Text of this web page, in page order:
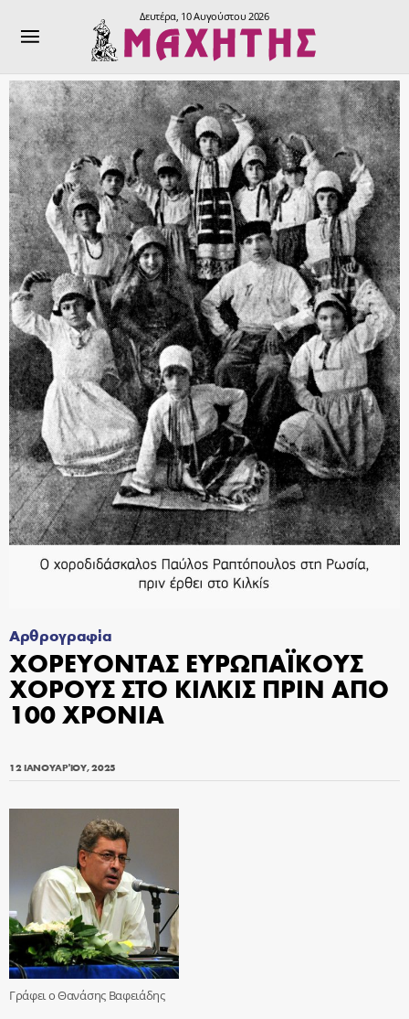
Δευτέρα, 10 Αυγούστου 2026
Αρθρογραφία
ΧΟΡΕΥΟΝΤΑΣ ΕΥΡΩΠΑΪΚΟΥΣ
ΧΟΡΟΥΣ ΣΤΟ ΚΙΛΚΙΣ ΠΡΙΝ ΑΠΟ
100 ΧΡΟΝΙΑ
12 ΙΑΝΟΥΑΡΊΟΥ, 2025
Γράφει ο Θανάσης Βαφειάδης